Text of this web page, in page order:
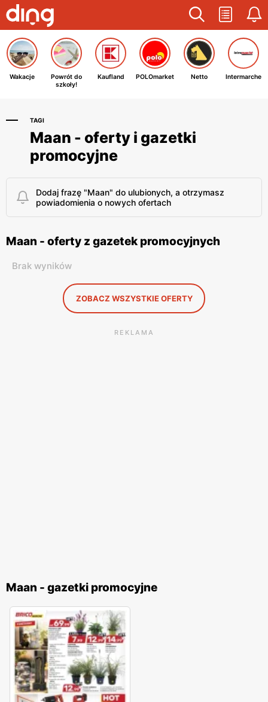
Wakacje
Powrót do
szkoły!
Kaufland POLOmarket Netto Intermarche
TAGI
Maan - oferty i gazetki
promocyjne
Dodaj frazę "Maan" do ulubionych, a otrzymasz
powiadomienia o nowych ofertach
Maan - oferty z gazetek promocyjnych
Brak wyników
ZOBACZ WSZYSTKIE OFERTY
REKLAMA
Maan - gazetki promocyjne